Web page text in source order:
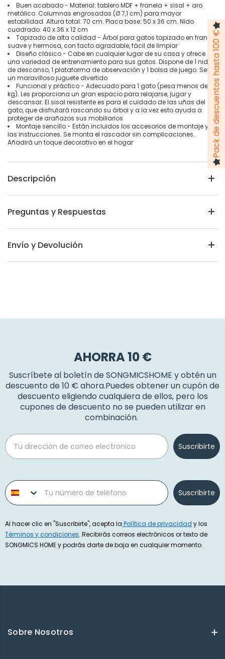
Buen acabado - Material: tablero MDF + franela + sisal + aro
metálico. Columnas engrosadas (Ø 7,1 cm) para mayor
estabilidad. Altura total: 70 cm. Placa base: 50 x 36 cm. Nido
cuadrado: 40 x 36 x 12 cm
Tapizado de alta calidad - Árbol para gatos tapizado en franela
suave y hermosa, con tacto agradable, fácil de limpiar
Diseño clásico - Cabe en cualquier lugar de su casa y ofrece
una variedad de entrenamiento para sus gatos. Dispone de 1 nido
de descanso, 1 plataforma de observación y 1 bolsa de juego. Será
un maravilloso juguete divertido
Funcional y práctico - Adecuado para 1 gato (pesa menos de 7
kg). Les proporciona un gran espacio para relajarse, jugar y
descansar. El sisal resistente es para el cuidado de las uñas del
gato, que disfrutará rascando su árbol y a la vez esto ayuda a
proteger de arañazos sus mobiliarios
Montaje sencillo - Están incluidos los accesorios de montaje y
las instrucciones. Se monta el rascador sin complicaciones.
Añadirá un toque decorativo en el hogar
Descripción
Preguntas y Respuestas
Envío y Devolución
AHORRA 10 €
Suscríbete al boletín de SONGMICSHOME y obtén un
descuento de 10 € ahora.Puedes obtener un cupón de
descuento eligiendo cualquiera de ellos, pero los
cupones de descuento no se pueden utilizar en
combinación.
Email
Suscribirte
Phone number
Suscribirte
Al hacer clic en "Suscribirte", acepta la Política de privacidad y los
Términos y condiciones. Recibirás correos electrónicos or texto de
SONGMICS HOME y podrás darte de baja en cualquier momento.
Sobre Nosotros
Pack de descuentos hasta 100 €